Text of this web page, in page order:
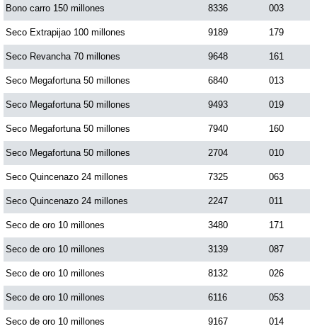
Dorado Noche
Fantástica Día
Fantástica Noche
Motilon Tarde
Motilon Noche
Paisita Día
Paisita Noche
Paisita 3
Bono carro 150 millones 8336 003
Seco Extrapijao 100 millones 9189 179
Seco Revancha 70 millones 9648 161
Seco Megafortuna 50 millones 6840 013
Seco Megafortuna 50 millones 9493 019
Seco Megafortuna 50 millones 7940 160
Seco Megafortuna 50 millones 2704 010
Seco Quincenazo 24 millones 7325 063
Seco Quincenazo 24 millones 2247 011
Seco de oro 10 millones 3480 171
Seco de oro 10 millones 3139 087
Seco de oro 10 millones 8132 026
Seco de oro 10 millones 6116 053
Seco de oro 10 millones 9167 014